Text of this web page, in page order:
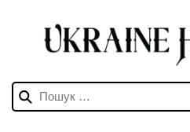
Пошук: